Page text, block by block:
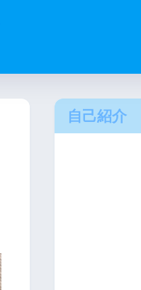
自己紹介